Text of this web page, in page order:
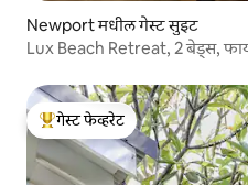
Newport मधील गेस्ट सुइट
Lux Beach Retreat, 2 बेड्स,
टॉप गेस्ट फेव्हरेट
गेस्ट फेव्हरेट